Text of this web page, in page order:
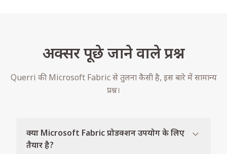
अक्सर पूछे जाने वाले प्रश्न
Querri की Microsoft Fabric से तुलना कैसी है, इस बारे में सामान्य
प्रश्न।
क्या Microsoft Fabric प्रोडक्शन उपयोग के लिए
तैयार है?